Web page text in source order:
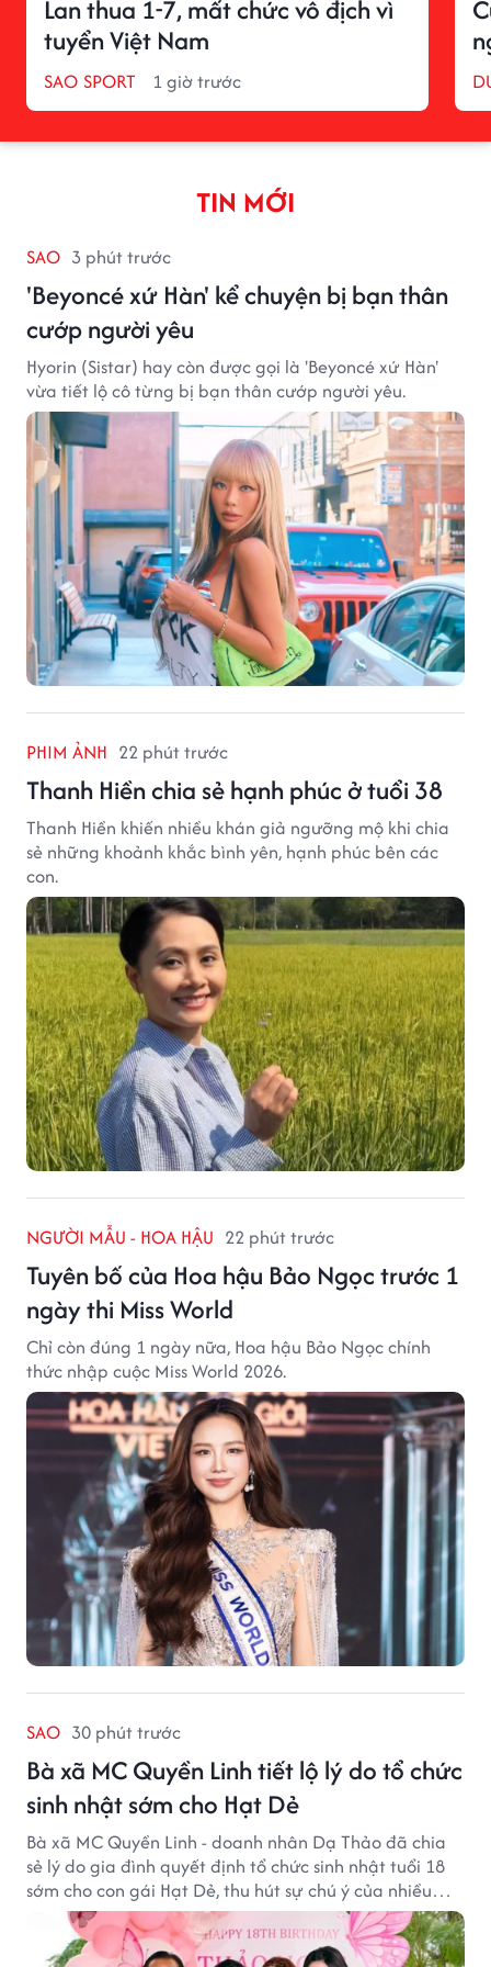
Lan thua 1-7, mất chức vô địch vì
tuyển Việt Nam
SAO SPORT 1 giờ trước
TIN MỚI
SAO 3 phút trước
'Beyoncé xứ Hàn' kể chuyện bị bạn thân
cướp người yêu
Hyorin (Sistar) hay còn được gọi là 'Beyoncé xứ Hàn'
vừa tiết lộ cô từng bị bạn thân cướp người yêu.
PHIM ẢNH 22 phút trước
Thanh Hiền chia sẻ hạnh phúc ở tuổi 38
Thanh Hiền khiến nhiều khán giả ngưỡng mộ khi chia
sẻ những khoảnh khắc bình yên, hạnh phúc bên các
con.
NGƯỜI MẪU - HOA HẬU 22 phút trước
Tuyên bố của Hoa hậu Bảo Ngọc trước 1
ngày thi Miss World
Chỉ còn đúng 1 ngày nữa, Hoa hậu Bảo Ngọc chính
thức nhập cuộc Miss World 2026.
SAO 30 phút trước
Bà xã MC Quyền Linh tiết lộ lý do tổ chức
sinh nhật sớm cho Hạt Dẻ
Bà xã MC Quyền Linh - doanh nhân Dạ Thảo đã chia
sẻ lý do gia đình quyết định tổ chức sinh nhật tuổi 18
sớm cho con gái Hạt Dẻ, thu hút sự chú ý của nhiều
người hâm mộ.